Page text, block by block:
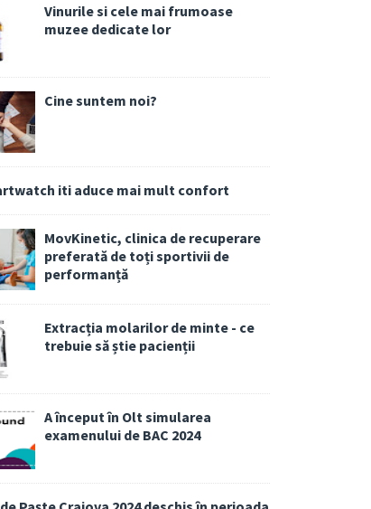
Vinurile si cele mai frumoase
muzee dedicate lor
Cine suntem noi?
iti aduce mai mult confort
MovKinetic, clinica de recuperare
preferată de toți sportivii de
performanță
Extracția molarilor de minte - ce
trebuie să știe pacienții
A început în Olt simularea
examenului de BAC 2024